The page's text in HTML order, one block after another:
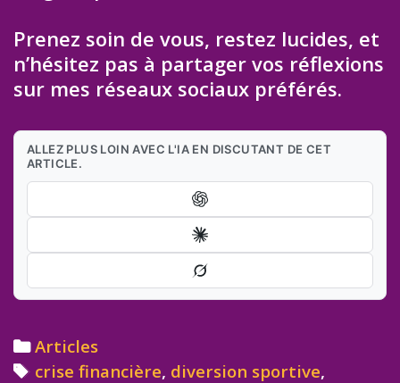
Prenez soin de vous, restez lucides, et
n’hésitez pas à partager vos réflexions
sur mes réseaux sociaux préférés.
ALLEZ PLUS LOIN AVEC L'IA EN DISCUTANT DE CET
ARTICLE.
Categories
Articles
Tags
crise financière, diversion sportive,